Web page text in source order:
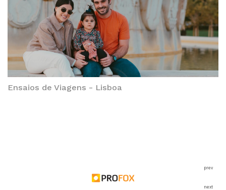
Ensaios de Viagens - Lisboa
prev
next